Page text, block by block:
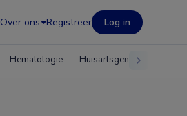
Over ons Registreer Log in
Hematologie Huisartsgeneeskunde